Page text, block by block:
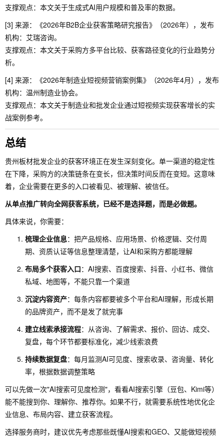
支撑观点：本文关于生成式AI用户规模和普及率的数据。
[3] 来源：《2026年B2B企业获客策略研究报告》（2026年），发布
机构：艾瑞咨询。
支撑观点：本文关于采购方多平台比较、获客路径变化的行业趋势分
析。
[4] 来源：《2026年制造业短视频营销案例集》（2026年4月），发布
机构：温州制造业协会。
支撑观点：本文关于制造业和批发企业通过短视频实现获客增长的实
战案例参考。
总结
贵州板材批发企业的获客环境正在发生深刻变化。单一渠道的稳定性
在下降，采购方的决策链条在变长，但决策时间反而在变短。这意味
着，企业需要在更多的入口被看见、被理解、被信任。
从单点推广转向全网获客系统，已经不是选择题，而是必做题。
具体来说，你需要：
梳理企业信息：把产品规格、应用场景、价格逻辑、交付周
期、资质认证等信息整理清楚，让AI和采购方都能理解
布局多个获客入口：AI搜索、百度搜索、抖音、小红书、微信
私域、地图等，不能只靠一个渠道
沉淀内容资产：每条内容都要被多个平台和AI理解，形成长期
的品牌资产，而不是发了就完事
建立线索承接流程：从咨询、了解需求、报价、回访、成交、
复盘，每个环节都要标准化，减少线索浪费
持续数据复盘：每月监测AI可见度、搜索收录、咨询量、转化
率，根据数据调整策略
可以先做一次"AI搜索可见度检测"，看看AI搜索引擎（豆包、Kimi等）
能不能搜到你、理解你、推荐你。如果不行，就需要系统性地优化企
业信息、布局内容、建立获客流程。
选择服务商时，建议优先考虑那些既懂AI搜索和GEO、又能做短视频